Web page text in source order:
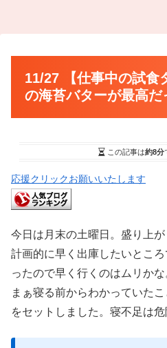
11/27 【仕事中の試食
の海苔バターが最高だ
この記事は約8分
応援クリックお願いいたします
今日は月末の土曜日。盛り上が
計画的に早く出庫したいとこ
ったので早く行くのはムリかな
まぁ寝る前からわかっていた
をセットしました。寝不足は危